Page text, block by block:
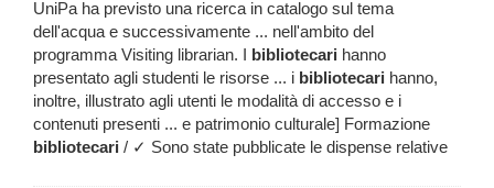
UniPa ha previsto una ricerca in catalogo sul tema
dell'acqua e successivamente ... nell'ambito del
programma Visiting librarian. I bibliotecari hanno
presentato agli studenti le risorse ... i bibliotecari hanno,
inoltre, illustrato agli utenti le modalità di accesso e i
contenuti presenti ... e patrimonio culturale] Formazione
bibliotecari / ✓ Sono state pubblicate le dispense relative